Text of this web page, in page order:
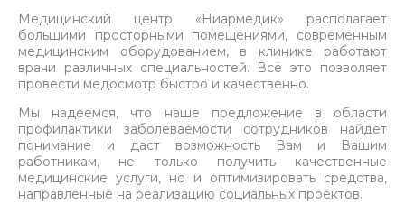
Медицинский центр «Ниармедик» располагает
большими просторными помещениями, современным
медицинским оборудованием, в клинике работают
врачи различных специальностей. Всё это позволяет
провести медосмотр быстро и качественно.
Мы надеемся, что наше предложение в области
профилактики заболеваемости сотрудников найдет
понимание и даст возможность Вам и Вашим
работникам, не только получить качественные
медицинские услуги, но и оптимизировать средства,
направленные на реализацию социальных проектов.